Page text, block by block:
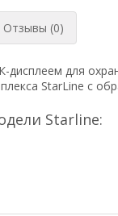
Отзывы (0)
дисплеем для
StarLine с
Starline: